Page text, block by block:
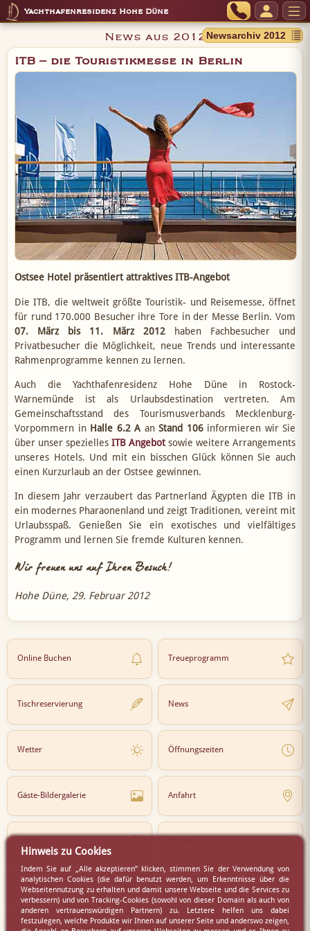
Yachthafenresidenz Hohe Düne
News aus 2012
ITB – die Touristikmesse in Berlin
Ostsee Hotel präsentiert attraktives ITB-Angebot
Die ITB, die weltweit größte Touristik- und Reisemesse, öffnet
für rund 170.000 Besucher ihre Tore in der Messe Berlin. Vom
07. März bis 11. März 2012haben Fachbesucher und
Privatbesucher die Möglichkeit, neue Trends und interessante
Rahmenprogramme kennen zu lernen.
Auch die Yachthafenresidenz Hohe Düne in Rostock-
Warnemünde ist als Urlaubsdestination vertreten. Am
Gemeinschaftsstand des Tourismusverbands Mecklenburg-
Vorpommern in Halle 6.2 A an Stand 106informieren wir Sie
über unser spezielles ITB Angebot sowie weitere Arrangements
unseres Hotels. Und mit ein bisschen Glück können Sie auch
einen Kurzurlaub an der Ostsee gewinnen.
In diesem Jahr verzaubert das Partnerland Ägypten die ITB in
ein modernes Pharaonenland und zeigt Traditionen, vereint mit
Urlaubsspaß. Genießen Sie ein exotisches und vielfältiges
Programm und lernen Sie fremde Kulturen kennen.
Wir freuen uns auf Ihren Besuch!
Hohe Düne, 29. Februar 2012
Online Buchen Treueprogramm
Tischreservierung News
Wetter Öffnungszeiten
Gäste-Bildergalerie Anfahrt
Newsletter Partner
Hinweis zu Cookies
Indem Sie auf „Alle akzeptieren” klicken, stimmen Sie der Verwendung von
analytischen Cookies (die dafür benutzt werden, um Erkenntnisse über die
Webseitennutzung zu erhalten und damit unsere Webseite und die Services zu
verbessern) und von Tracking-Cookies (sowohl von dieser Domain als auch von
anderen vertrauenswürdigen Partnern) zu. Letztere helfen uns dabei
festzulegen, welche Produkte wir Ihnen auf unserer Seite und anderswo zeigen,